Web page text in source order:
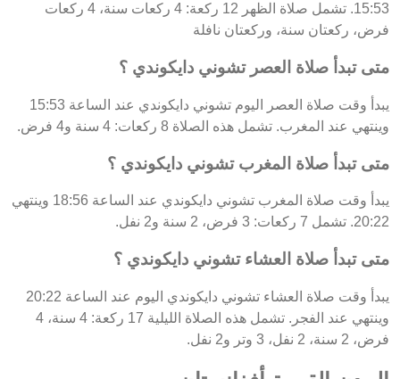
15:53. تشمل صلاة الظهر 12 ركعة: 4 ركعات سنة، 4 ركعات
فرض، ركعتان سنة، وركعتان نافلة
متى تبدأ صلاة العصر تشوني دايكوندي ؟
يبدأ وقت صلاة العصر اليوم تشوني دايكوندي عند الساعة 15:53
وينتهي عند المغرب. تشمل هذه الصلاة 8 ركعات: 4 سنة و4 فرض.
متى تبدأ صلاة المغرب تشوني دايكوندي ؟
يبدأ وقت صلاة المغرب تشوني دايكوندي عند الساعة 18:56 وينتهي
20:22. تشمل 7 ركعات: 3 فرض، 2 سنة و2 نفل.
متى تبدأ صلاة العشاء تشوني دايكوندي ؟
يبدأ وقت صلاة العشاء تشوني دايكوندي اليوم عند الساعة 20:22
وينتهي عند الفجر. تشمل هذه الصلاة الليلية 17 ركعة: 4 سنة، 4
فرض، 2 سنة، 2 نفل، 3 وتر و2 نفل.